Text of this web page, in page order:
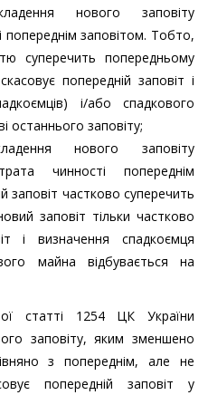
нового заповіту
попереднім заповітом. Тобто,
суперечить попередньому
попередній заповіт і
і/або спадкового
останнього заповіту;
нового заповіту
чинності попереднім
частково суперечить
заповіт тільки частково
і визначення спадкоємця
майна відбувається на
статті 1254 ЦК України
заповіту, яким зменшено
з попереднім, але не
попередній заповіт у